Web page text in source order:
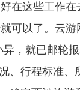
在这些工作在
可以了。云游
，就已邮轮
、行程标准、